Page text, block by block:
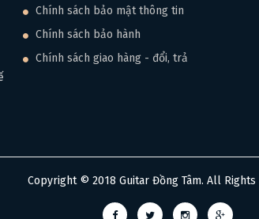
Chính sách bảo mật thông tin
Chính sách bảo hành
Chính sách giao hàng - đổi, trả
Copyright © 2018 Guitar Đồng Tâm. All Rights